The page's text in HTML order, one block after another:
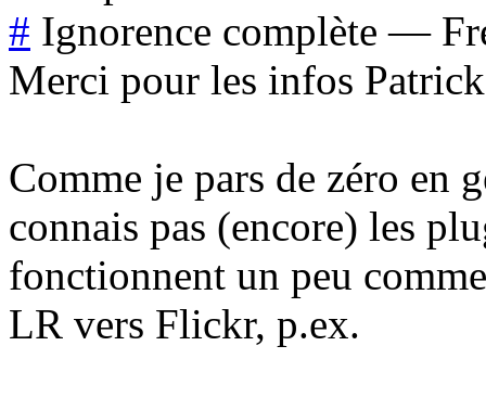
# Ignorence complète —
Merci pour les infos
Comme je pars de zéro en
connais pas (encore) les
fonctionnent un peu
LR vers Flickr, p.ex.